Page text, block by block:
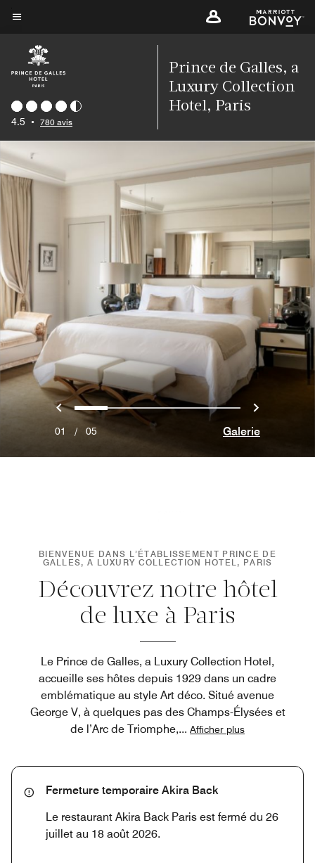
Skip
main
content
4.5 • 780 avis
Prince de Galles, a
Luxury Collection
Hotel, Paris
Précédent
0 1 2 3 4 Suivant
01 / 05 Galerie
BIENVENUE DANS L’ÉTABLISSEMENT PRINCE DE
GALLES, A LUXURY COLLECTION HOTEL, PARIS
Découvrez notre hôtel
de luxe à Paris
Le Prince de Galles, a Luxury Collection Hotel,
accueille ses hôtes depuis 1929 dans un cadre
emblématique au style Art déco. Situé avenue
George V, à quelques pas des Champs-Élysées et
de l’Arc de Triomphe,... Afficher plus
Fermeture temporaire Akira Back
Le restaurant Akira Back Paris est fermé du 26
juillet au 18 août 2026.